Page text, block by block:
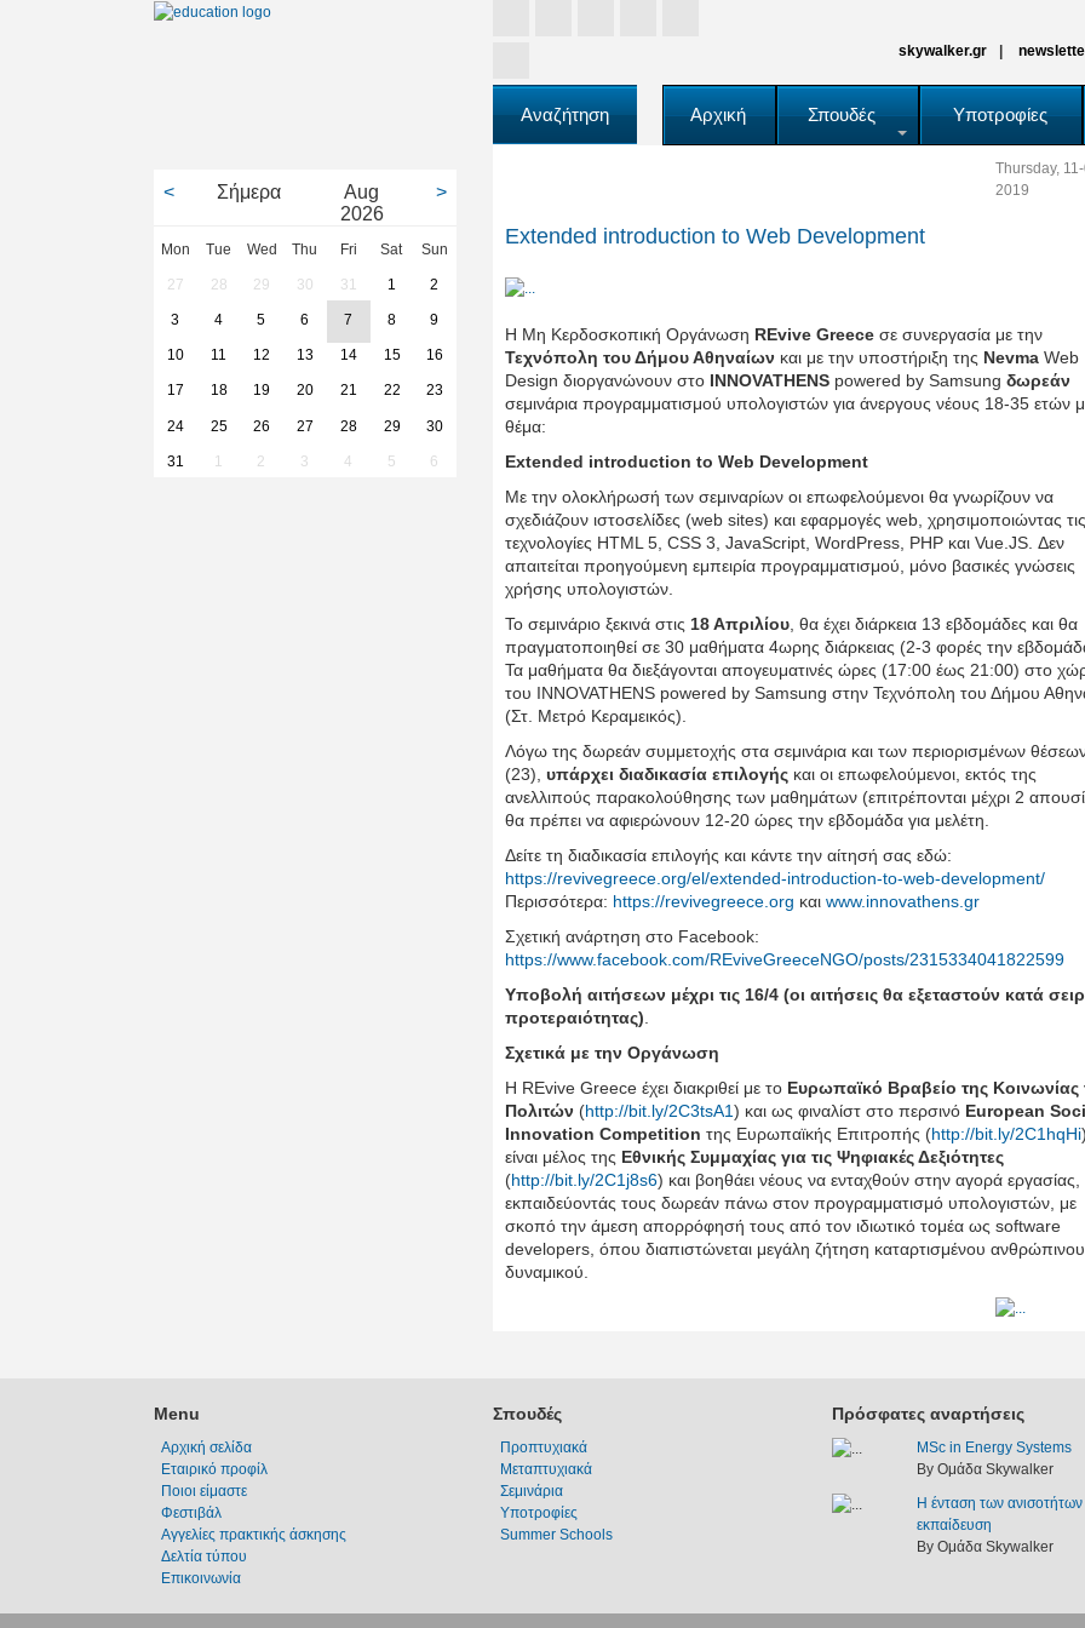
skywalker.gr
Αναζήτηση Αρχική Σπουδές Υποτροφίες
< Σήμερα
Aug
2026
>
Mon Tue Wed Thu Fri Sat Sun
27 28 29 30 31 1 2
3 4 5 6 7 8 9
10 11 12 13 14 15 16
17 18 19 20 21 22 23
24 25 26 27 28 29 30
31 1 2 3 4 5 6
Thursday,
2019
Extended introduction to Web Development
Η Μη Κερδοσκοπική Οργάνωση REvive Greece σε συνεργασία με την
Τεχνόπολη του Δήμου Αθηναίων και με την υποστήριξη της Nevma Web
Design διοργανώνουν στο INNOVATHENS powered by Samsung δωρεάν
σεμινάρια προγραμματισμού υπολογιστών για άνεργους νέους 18-35 ετών
θέμα:
Extended introduction to Web Development
Με την ολοκλήρωσή των σεμιναρίων οι επωφελούμενοι θα γνωρίζουν να
σχεδιάζουν ιστοσελίδες (web sites) και εφαρμογές web, χρησιμοποιώντας τις
τεχνολογίες HTML 5, CSS 3, JavaScript, WordPress, PHP και Vue.JS. Δεν
απαιτείται προηγούμενη εμπειρία προγραμματισμού, μόνο βασικές γνώσεις
χρήσης υπολογιστών.
Το σεμινάριο ξεκινά στις 18 Απριλίου , θα έχει διάρκεια 13 εβδομάδες και θα
πραγματοποιηθεί σε 30 μαθήματα 4ωρης διάρκειας (2-3 φορές την
Τα μαθήματα θα διεξάγονται απογευματινές ώρες (17:00 έως 21:00) στο
του INNOVATHENS powered by Samsung στην Τεχνόπολη του Δήμου
(Στ. Μετρό Κεραμεικός).
Λόγω της δωρεάν συμμετοχής στα σεμινάρια και των περιορισμένων
(23), υπάρχει διαδικασία επιλογής και οι επωφελούμενοι, εκτός της
ανελλιπούς παρακολούθησης των μαθημάτων (επιτρέπονται μέχρι 2
θα πρέπει να αφιερώνουν 12-20 ώρες την εβδομάδα για μελέτη.
Δείτε τη διαδικασία επιλογής και κάντε την αίτησή σας εδώ:
https://revivegreece.org/el/extended-introduction-to-web-development/
Περισσότερα: https://revivegreece.org και www.innovathens.gr
Σχετική ανάρτηση στο Facebook:
https://www.facebook.com/REviveGreeceNGO/posts/2315334041822599
Υποβολή αιτήσεων μέχρι τις 16/4 (οι αιτήσεις θα εξεταστούν κατά
προτεραιότητας)
Σχετικά με την Οργάνωση
Η REvive Greece έχει διακριθεί με το Ευρωπαϊκό Βραβείο της Κοινωνίας
Πολιτών (http://bit.ly/2C3tsA1) και ως φιναλίστ στο περσινό European
Innovation Competition της Ευρωπαϊκής Επιτροπής (http://bit.ly/2C1hqHi),
είναι μέλος της Εθνικής Συμμαχίας για τις Ψηφιακές Δεξιότητες
(http://bit.ly/2C1j8s6) και βοηθάει νέους να ενταχθούν στην αγορά εργασίας,
εκπαιδεύοντάς τους δωρεάν πάνω στον προγραμματισμό υπολογιστών, με
σκοπό την άμεση απορρόφησή τους από τον ιδιωτικό τομέα ως software
developers, όπου διαπιστώνεται μεγάλη ζήτηση καταρτισμένου ανθρώπινου
δυναμικού.
Menu
Αρχική σελίδα
Εταιρικό προφίλ
Ποιοι είμαστε
Φεστιβάλ
Αγγελίες πρακτικής άσκησης
Δελτία τύπου
Επικοινωνία
Σπουδές
Προπτυχιακά
Μεταπτυχιακά
Σεμινάρια
Υποτροφίες
Summer Schools
Πρόσφατες αναρτήσεις
MSc in Energy Systems
By Ομάδα Skywalker
Η ένταση των
εκπαίδευση
By Ομάδα Skywalker